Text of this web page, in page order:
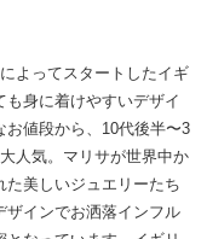
よってスタートしたイギ
も身に着けやすいデザイ
お値段から、10代後半〜3
人気。マリサが世界中か
た美しいジュエリーたち
ザインでお洒落インフル